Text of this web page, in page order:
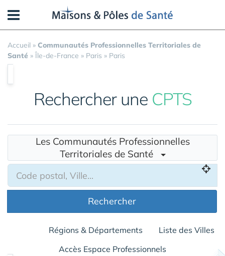
Accueil » Communautés Professionnelles Territoriales de
Santé » Île-de-France » Paris » Paris
Rechercher une CPTS
Les Communautés Professionnelles
Territoriales de Santé
Rechercher
Régions & Départements
Liste des Villes
Accès Espace Professionnels
Panneau de gestion des cookies